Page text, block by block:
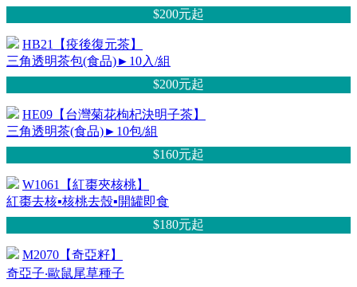
$200元起
HB21【疫後復元茶】
三角透明茶包(食品)►10入/組
$200元起
HE09【台灣菊花枸杞決明子茶】
三角透明茶(食品)►10包/組
$160元起
W1061【紅棗夾核桃】
紅棗去核▪核桃去殼▪開罐即食
$180元起
M2070【奇亞籽】
奇亞子‧歐鼠尾草種子